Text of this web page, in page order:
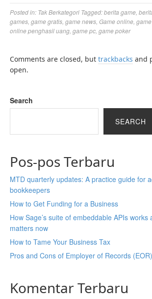
Posted in: Tak Berkategori Tagged:berita game
games game gratis game news Game online
online penghasil uang game pc game poker
Comments are closed, but trackbacks and
open.
Search
SEARCH
Pos-pos Terbaru
MTD quarterly updates: A practice guide for
bookkeepers
How to Get Funding for a Business
How Sage’s suite of embeddable APIs works
matters now
How to Tame Your Business Tax
Pros and Cons of Employer of Records (EOR)
Komentar Terbaru